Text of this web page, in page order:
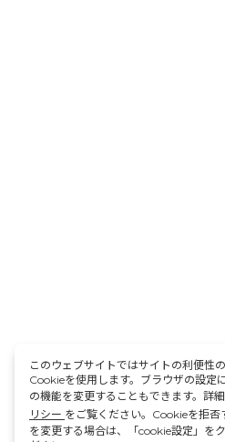
このウェブサイトではサイトの利便性
Cookieを使用します。ブラウザの設定
の機能を変更することもできます。詳
リシー をご覧ください。Cookieを拒否
を変更する場合は、「cookie設定」を